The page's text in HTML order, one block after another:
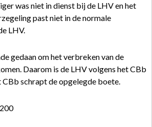
was niet in dienst bij de LHV en het
past niet in de normale
LHV.
gedaan om het verbreken van de
Daarom is de LHV volgens het CBb
schrapt de opgelegde boete.